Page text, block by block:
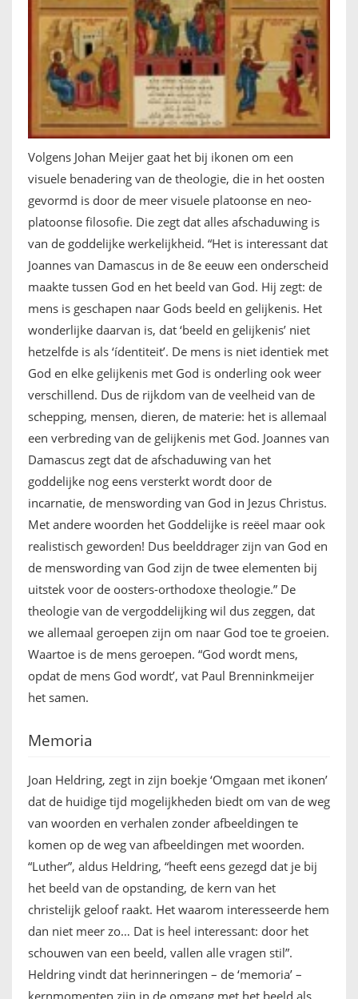
Volgens Johan Meijer gaat het bij ikonen om een
visuele benadering van de theologie, die in het oosten
gevormd is door de meer visuele platoonse en neo-
platoonse filosofie. Die zegt dat alles afschaduwing is
van de goddelijke werkelijkheid. “Het is interessant dat
Joannes van Damascus in de 8e eeuw een onderscheid
maakte tussen God en het beeld van God. Hij zegt: de
mens is geschapen naar Gods beeld en gelijkenis. Het
wonderlijke daarvan is, dat ‘beeld en gelijkenis’ niet
hetzelfde is als ‘ídentiteit’. De mens is niet identiek met
God en elke gelijkenis met God is onderling ook weer
verschillend. Dus de rijkdom van de veelheid van de
schepping, mensen, dieren, de materie: het is allemaal
een verbreding van de gelijkenis met God. Joannes van
Damascus zegt dat de afschaduwing van het
goddelijke nog eens versterkt wordt door de
incarnatie, de menswording van God in Jezus Christus.
Met andere woorden het Goddelijke is reëel maar ook
realistisch geworden! Dus beelddrager zijn van God en
de menswording van God zijn de twee elementen bij
uitstek voor de oosters-orthodoxe theologie.” De
theologie van de vergoddelijking wil dus zeggen, dat
we allemaal geroepen zijn om naar God toe te groeien.
Waartoe is de mens geroepen. “God wordt mens,
opdat de mens God wordt’, vat Paul Brenninkmeijer
het samen.
Memoria
Joan Heldring, zegt in zijn boekje ‘Omgaan met ikonen’
dat de huidige tijd mogelijkheden biedt om van de weg
van woorden en verhalen zonder afbeeldingen te
komen op de weg van afbeeldingen met woorden.
“Luther”, aldus Heldring, “heeft eens gezegd dat je bij
het beeld van de opstanding, de kern van het
christelijk geloof raakt. Het waarom interesseerde hem
dan niet meer zo… Dat is heel interessant: door het
schouwen van een beeld, vallen alle vragen stil”.
Heldring vindt dat herinneringen – de ‘memoria’ –
kernmomenten zijn in de omgang met het beeld als